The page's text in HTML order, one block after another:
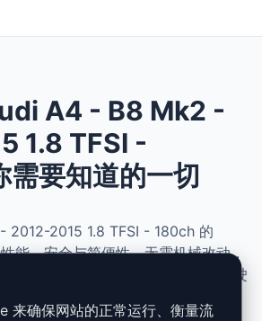
A4 - B8 Mk2 -
1.8 TFSI -
要知道的一切
2015 1.8 TFSI - 180ch 的
能、安全与简便性。无需机械改动，
优化油耗。非常适合追求更灵敏驾驶
靠性的车主。
来确保网站的正常运行、衡量流